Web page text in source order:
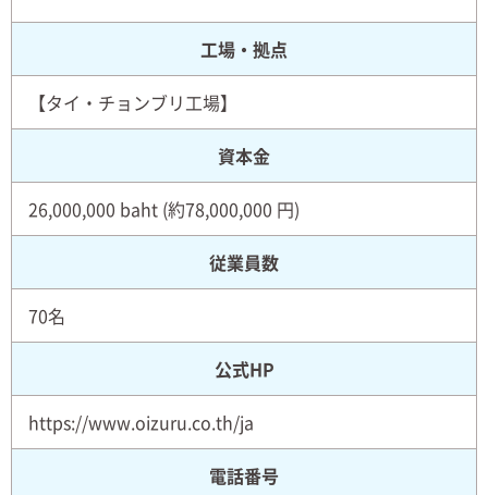
工場・拠点
【タイ・チョンブリ工場】
資本金
26,000,000 baht (約78,000,000 円)
従業員数
70名
公式HP
https://www.oizuru.co.th/ja
電話番号